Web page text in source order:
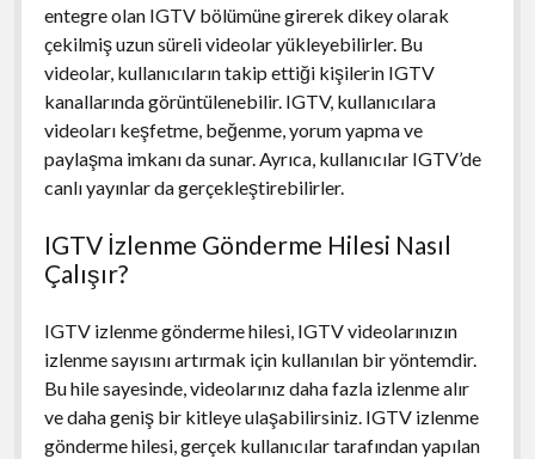
entegre olan IGTV bölümüne girerek dikey olarak
çekilmiş uzun süreli videolar yükleyebilirler. Bu
videolar, kullanıcıların takip ettiği kişilerin IGTV
kanallarında görüntülenebilir. IGTV, kullanıcılara
videoları keşfetme, beğenme, yorum yapma ve
paylaşma imkanı da sunar. Ayrıca, kullanıcılar IGTV’de
canlı yayınlar da gerçekleştirebilirler.
IGTV İzlenme Gönderme Hilesi Nasıl
Çalışır?
IGTV izlenme gönderme hilesi, IGTV videolarınızın
izlenme sayısını artırmak için kullanılan bir yöntemdir.
Bu hile sayesinde, videolarınız daha fazla izlenme alır
ve daha geniş bir kitleye ulaşabilirsiniz. IGTV izlenme
gönderme hilesi, gerçek kullanıcılar tarafından yapılan